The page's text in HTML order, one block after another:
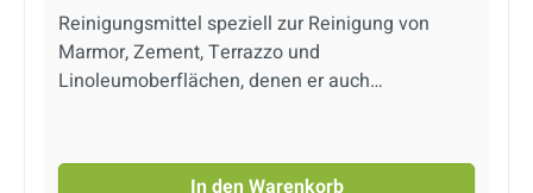
Reinigungsmittel speziell zur Reinigung von
Marmor, Zement, Terrazzo und
Linoleumoberflächen, denen er auch
Schutzbarriere gegen Wasser, wodurch die
In den Warenkorb